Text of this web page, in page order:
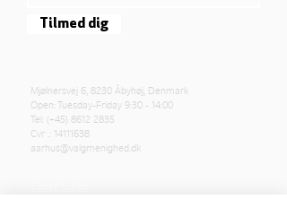
Tilmed dig
Mjølnersvej 6, 8230 Åbyhøj, Denmark
Open: Tuesday-Friday 9:30 - 14:00
Tel: (+45) 8612 2835
Cvr .: 14111638
aarhus@valgmenighed.dk